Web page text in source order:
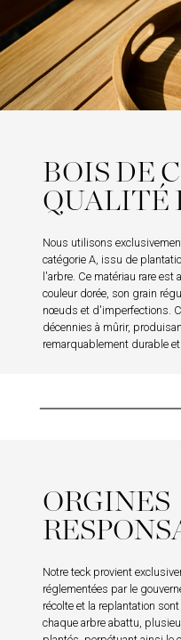
BOIS DE
QUALITÉ
Nous utilisons
catégorie A, issu de
l'arbre. Ce matériau rare
couleur dorée, son grain
nœuds et d'imperfections.
décennies à mûrir,
remarquablement durable
ORGINES
Notre teck provient
réglementées par le
récolte et la replantation
chaque arbre abattu,